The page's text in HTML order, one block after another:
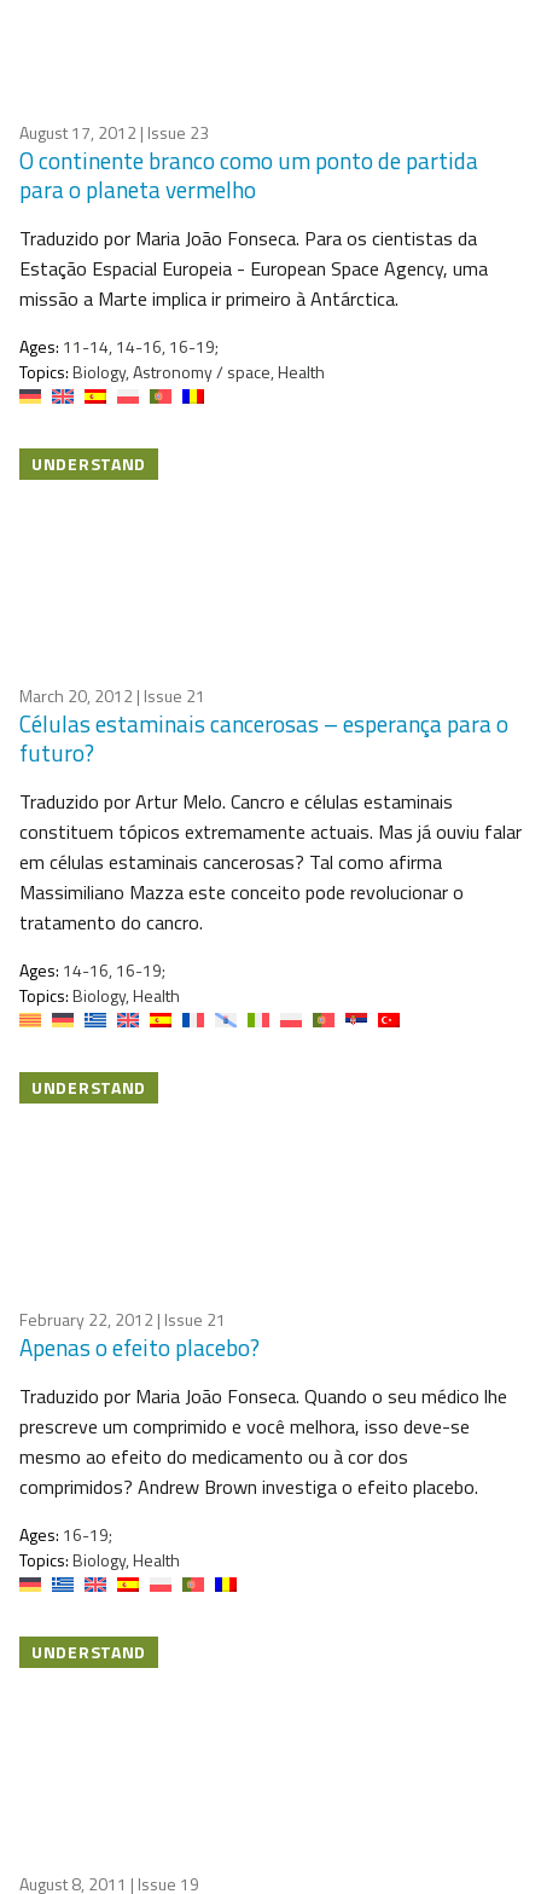
August 17, 2012| Issue 23
O continente branco como um ponto de partida
para o planeta vermelho
Traduzido por Maria João Fonseca. Para os cientistas da
Estação Espacial Europeia - European Space Agency, uma
missão a Marte implica ir primeiro à Antárctica.
Ages: 11-14, 14-16, 16-19;
Topics:Biology, Astronomy / space, Health
UNDERSTAND
March 20, 2012| Issue 21
Células estaminais cancerosas – esperança para o
futuro?
Traduzido por Artur Melo. Cancro e células estaminais
constituem tópicos extremamente actuais. Mas já ouviu falar
em células estaminais cancerosas? Tal como afirma
Massimiliano Mazza este conceito pode revolucionar o
tratamento do cancro.
Ages: 14-16, 16-19;
Topics:Biology, Health
UNDERSTAND
February 22, 2012| Issue 21
Apenas o efeito placebo?
Traduzido por Maria João Fonseca. Quando o seu médico lhe
prescreve um comprimido e você melhora, isso deve-se
mesmo ao efeito do medicamento ou à cor dos
comprimidos? Andrew Brown investiga o efeito placebo.
Ages: 16-19;
Topics:Biology, Health
UNDERSTAND
August 8, 2011 | Issue 19